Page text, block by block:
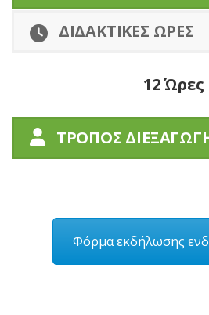
ΔΙΔΑΚΤΙΚΕΣ ΩΡΕΣ
12 Ώρες
ΤΡΟΠΟΣ
Φόρμα εκδήλωσης